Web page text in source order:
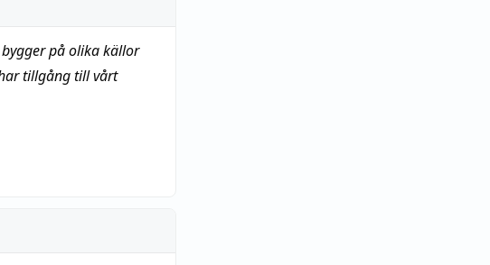
på olika källor
tillgång till vårt